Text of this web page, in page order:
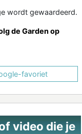
wordt gewaardeerd.
de Garden op
favoriet
video die je